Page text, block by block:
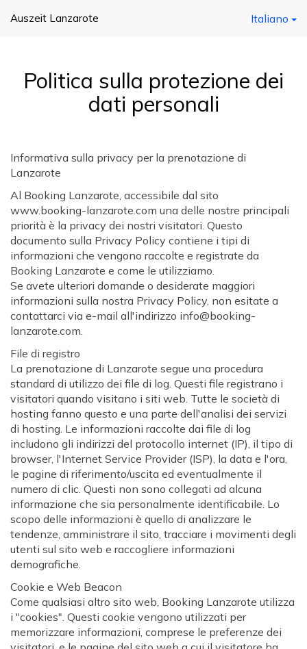
Auszeit Lanzarote Italiano
Politica sulla protezione dei
dati personali
Informativa sulla privacy per la prenotazione di
Lanzarote
Al Booking Lanzarote, accessibile dal sito
www.booking-lanzarote.com una delle nostre principali
priorità è la privacy dei nostri visitatori. Questo
documento sulla Privacy Policy contiene i tipi di
informazioni che vengono raccolte e registrate da
Booking Lanzarote e come le utilizziamo.
Se avete ulteriori domande o desiderate maggiori
informazioni sulla nostra Privacy Policy, non esitate a
contattarci via e-mail all'indirizzo info@booking-
lanzarote.com.
File di registro
La prenotazione di Lanzarote segue una procedura
standard di utilizzo dei file di log. Questi file registrano i
visitatori quando visitano i siti web. Tutte le società di
hosting fanno questo e una parte dell'analisi dei servizi
di hosting. Le informazioni raccolte dai file di log
includono gli indirizzi del protocollo internet (IP), il tipo di
browser, l'Internet Service Provider (ISP), la data e l'ora,
le pagine di riferimento/uscita ed eventualmente il
numero di clic. Questi non sono collegati ad alcuna
informazione che sia personalmente identificabile. Lo
scopo delle informazioni è quello di analizzare le
tendenze, amministrare il sito, tracciare i movimenti degli
utenti sul sito web e raccogliere informazioni
demografiche.
Cookie e Web Beacon
Come qualsiasi altro sito web, Booking Lanzarote utilizza
i "cookies". Questi cookie vengono utilizzati per
memorizzare informazioni, comprese le preferenze dei